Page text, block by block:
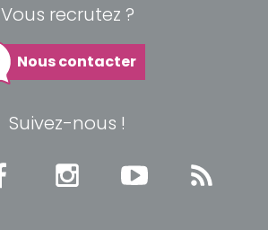
Vous recrutez ?
Nous contacter
Suivez-nous !